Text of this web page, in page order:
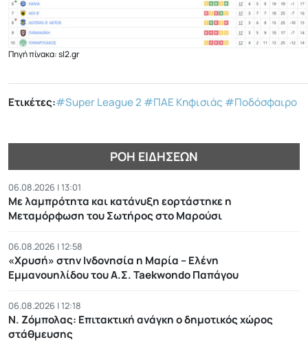
Πηγή πίνακα: sl2.gr
Ετικέτες:#Super League 2 #ΠΑΕ Κηφισιάς #Ποδόσφαιρο
ΡΟΉ ΕΙΔΉΣΕΩΝ
06.08.2026 | 13:01
Με λαμπρότητα και κατάνυξη εορτάστηκε η
Μεταμόρφωση του Σωτήρος στο Μαρούσι
06.08.2026 | 12:58
«Χρυσή» στην Ινδονησία η Μαρία – Ελένη
Εμμανουηλίδου του Α.Σ. Taekwondo Παπάγου
06.08.2026 | 12:18
Ν. Ζόμπολας: Eπιτακτική ανάγκη ο δημοτικός χώρος
στάθμευσης